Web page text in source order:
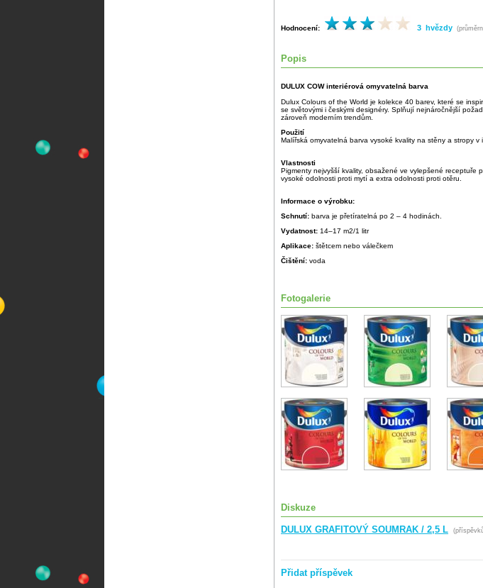
Hodnocení: 3 hvězdy
Popis
DULUX COW interiérová omyvatelná barva
Dulux Colours of the World je kolekce 40 barev, které se
se světovými i českými designéry. Splňují nejnáročnější
zároveň moderním trendům.
Použití
Malířská omyvatelná barva vysoké kvality na stěny a stropy v
Vlastnosti
Pigmenty nejvyšší kvality, obsažené ve vylepšené receptuře
vysoké odolnosti proti mytí a extra odolnosti proti otěru.
Informace o výrobku:
Schnutí: barva je přetíratelná po 2 – 4 hodinách.
Vydatnost: 14–17 m2/1 litr
Aplikace: štětcem nebo válečkem
Čištění: voda
Fotogalerie
Diskuze
DULUX GRAFITOVÝ SOUMRAK / 2,5 L
Přidat příspěvek